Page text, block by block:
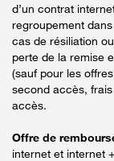
d’un contrat
regroupement
cas de résiliation
perte de la remise
(sauf pour les
second accès,
accès.
Offre de
internet et internet